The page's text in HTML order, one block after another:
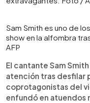
Sam Smith es uno de
show en la alfombra
AFP
El cantante Sam
atención tras desfilar
coprotagonistas del
enfundó en atuendos